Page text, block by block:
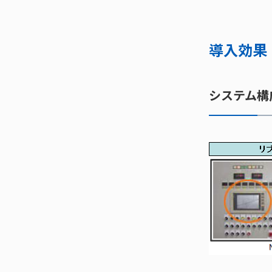
導入効果
システム